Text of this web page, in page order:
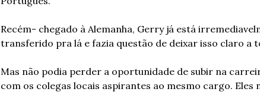
Recém- chegado à Alemanha, Gerry já está
transferido pra lá e fazia questão de deixar isso claro a
Mas não podia perder a oportunidade de subir na
com os colegas locais aspirantes ao mesmo cargo.